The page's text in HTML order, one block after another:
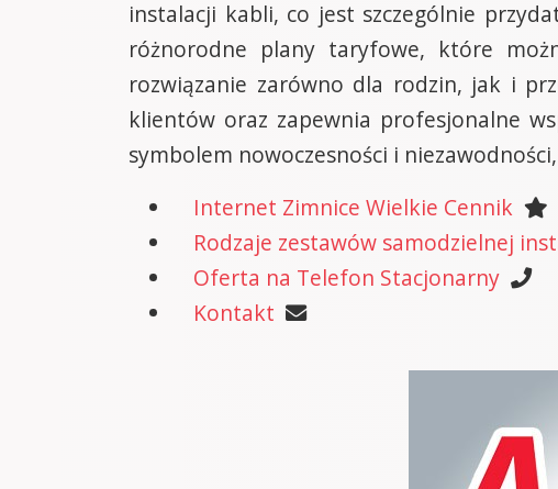
instalacji kabli, co jest szczególnie
różnorodne plany taryfowe, które
rozwiązanie zarówno dla rodzin, jak i
klientów oraz zapewnia profesjonalne
symbolem nowoczesności i
Internet Zimnice Wielkie Cennik
Rodzaje zestawów samodzielnej
Oferta na Telefon Stacjonarny
Kontakt